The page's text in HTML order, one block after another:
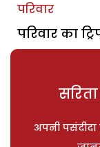
परिवार
परिवार का
अपनी